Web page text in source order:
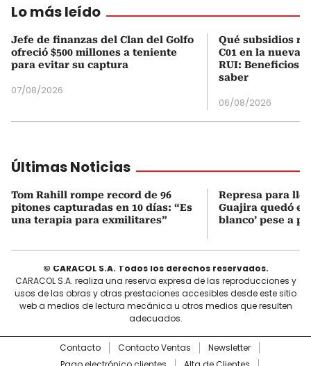
Lo más leído
Jefe de finanzas del Clan del Golfo
ofreció $500 millones a teniente
para evitar su captura
07/08/2026
Qué subsidios
C01 en la nueva
RUI: Beneficios
saber
06/08/2026
Últimas Noticias
Tom Rahill rompe record de 96
pitones capturadas en 10 días: “Es
una terapia para exmilitares”
Represa para
Guajira quedó en
blanco’ pese a
© CARACOL S.A. Todos los derechos reservados.
CARACOL S.A. realiza una reserva expresa de las reproducciones y
usos de las obras y otras prestaciones accesibles desde este sitio
web a medios de lectura mecánica u otros medios que resulten
adecuados.
Contacto Contacto Ventas
Newsletter